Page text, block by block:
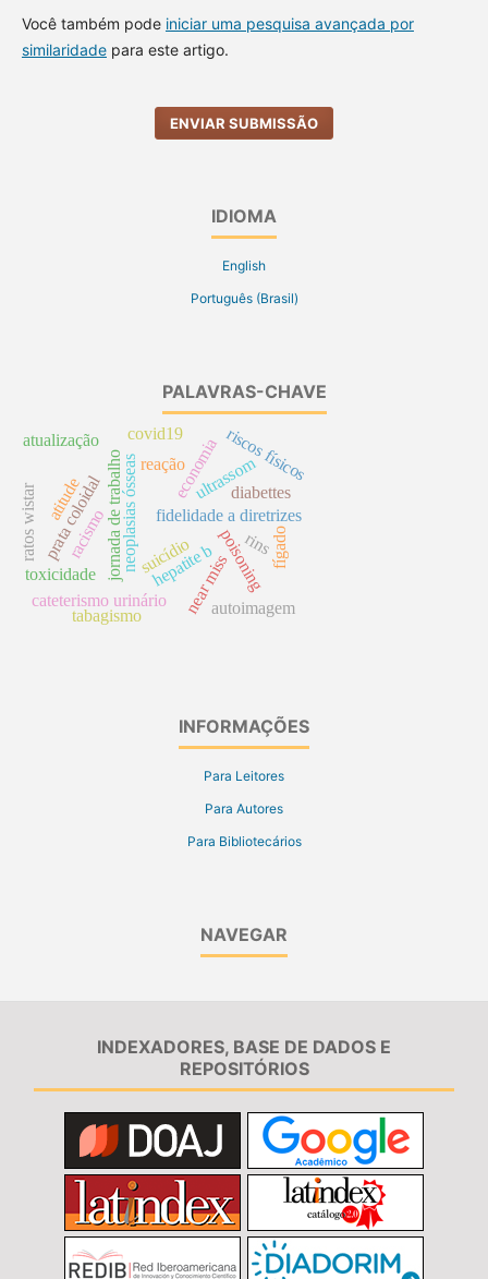
Você também pode iniciar uma pesquisa avançada por
similaridadepara este artigo.
ENVIAR SUBMISSÃO
IDIOMA
English
Português (Brasil)
PALAVRAS-CHAVE
hepatite b
neoplasias ósseas poisoning
ultrassom
cateterismo urinário near miss
fidelidade a diretrizes
jornada de trabalho riscos físicos
autoimagem
economia
suicídio
reação
prata coloidal diabettes
toxicidade
ratos wistar fígado
rins
racismo
atualização
atitude
tabagismo
covid19
INFORMAÇÕES
Para Leitores
Para Autores
Para Bibliotecários
NAVEGAR
INDEXADORES, BASE DE DADOS E
REPOSITÓRIOS